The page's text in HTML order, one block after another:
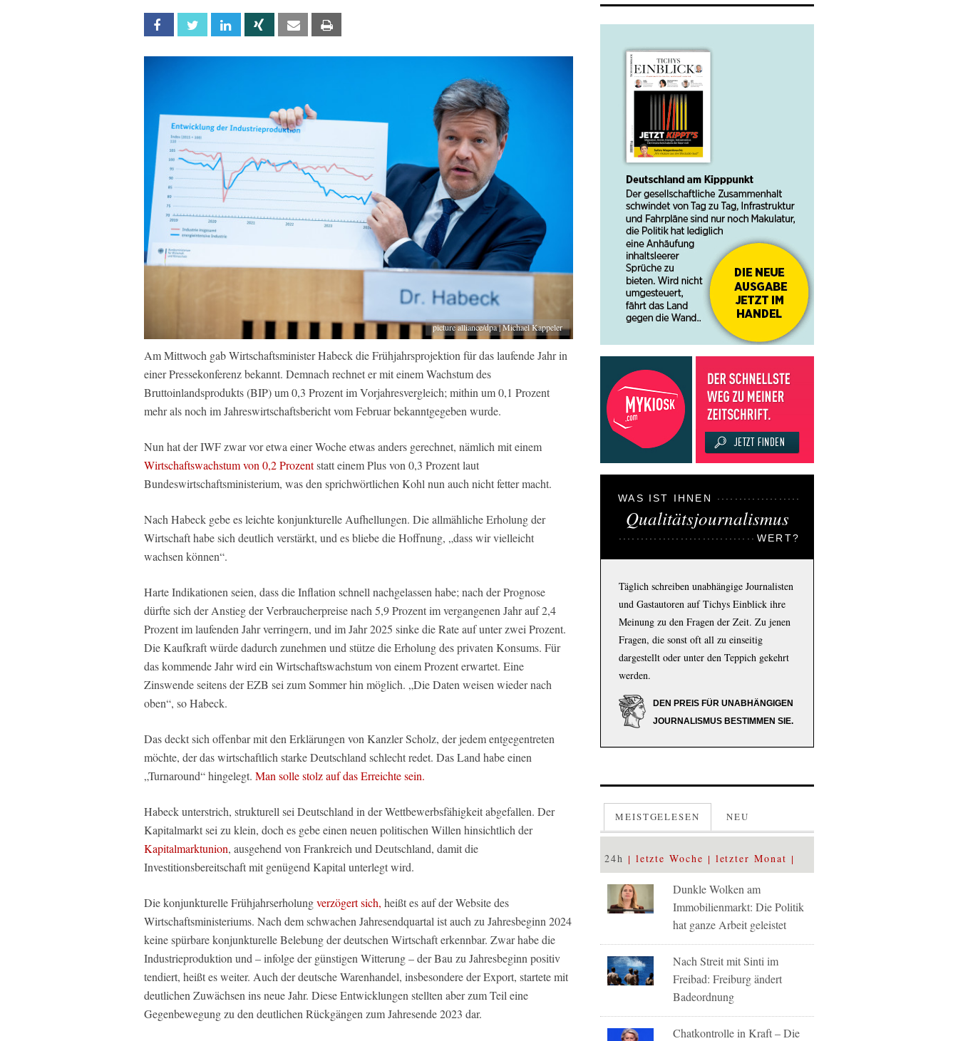
Facebook Twitter Linkedin Xing Email
picture alliance/dpa | Michael Kappeler
Am Mittwoch gab Wirtschaftsminister Habeck die Frühjahrsprojektion für das laufende Jahr in
einer Pressekonferenz bekannt. Demnach rechnet er mit einem Wachstum des
Bruttoinlandsprodukts (BIP) um 0,3 Prozent im Vorjahresvergleich; mithin um 0,1 Prozent
mehr als noch im Jahreswirtschaftsbericht vom Februar bekanntgegeben wurde.
Nun hat der IWF zwar vor etwa einer Woche etwas anders gerechnet, nämlich mit einem
Wirtschaftswachstum von 0,2 Prozentstatt einem Plus von 0,3 Prozent laut
Bundeswirtschaftsministerium, was den sprichwörtlichen Kohl nun auch nicht fetter macht.
Nach Habeck gebe es leichte konjunkturelle Aufhellungen. Die allmähliche Erholung der
Wirtschaft habe sich deutlich verstärkt, und es bliebe die Hoffnung, „dass wir vielleicht
wachsen können“.
Harte Indikationen seien, dass die Inflation schnell nachgelassen habe; nach der Prognose
dürfte sich der Anstieg der Verbraucherpreise nach 5,9 Prozent im vergangenen Jahr auf 2,4
Prozent im laufenden Jahr verringern, und im Jahr 2025 sinke die Rate auf unter zwei Prozent.
Die Kaufkraft würde dadurch zunehmen und stütze die Erholung des privaten Konsums. Für
das kommende Jahr wird ein Wirtschaftswachstum von einem Prozent erwartet. Eine
Zinswende seitens der EZB sei zum Sommer hin möglich. „Die Daten weisen wieder nach
oben“, so Habeck.
Das deckt sich offenbar mit den Erklärungen von Kanzler Scholz, der jedem entgegentreten
möchte, der das wirtschaftlich starke Deutschland schlecht redet. Das Land habe einen
„Turnaround“ hingelegt. Man solle stolz auf das Erreichte sein.
Habeck unterstrich, strukturell sei Deutschland in der Wettbewerbsfähigkeit abgefallen. Der
Kapitalmarkt sei zu klein, doch es gebe einen neuen politischen Willen hinsichtlich der
Kapitalmarktunion, ausgehend von Frankreich und Deutschland, damit die
Investitionsbereitschaft mit genügend Kapital unterlegt wird.
Die konjunkturelle Frühjahrserholungverzögert sich, heißt es auf der Website des
Wirtschaftsministeriums. Nach dem schwachen Jahresendquartal ist auch zu Jahresbeginn 2024
keine spürbare konjunkturelle Belebung der deutschen Wirtschaft erkennbar. Zwar habe die
Industrieproduktion und – infolge der günstigen Witterung – der Bau zu Jahresbeginn positiv
tendiert, heißt es weiter. Auch der deutsche Warenhandel, insbesondere der Export, startete mit
deutlichen Zuwächsen ins neue Jahr. Diese Entwicklungen stellten aber zum Teil eine
Gegenbewegung zu den deutlichen Rückgängen zum Jahresende 2023 dar.
WAS IST IHNEN
Qualitätsjournalismus
WERT?
Täglich schreiben unabhängige Journalisten
und Gastautoren auf Tichys Einblick ihre
Meinung zu den Fragen der Zeit. Zu jenen
Fragen, die sonst oft all zu einseitig
dargestellt oder unter den Teppich gekehrt
werden.
DEN PREIS FÜR UNABHÄNGIGEN
JOURNALISMUS BESTIMMEN SIE.
MEISTGELESEN NEU
24h letzte Woche letzter Monat
Dunkle Wolken am
Immobilienmarkt: Die Politik
hat ganze Arbeit geleistet
Nach Streit mit Sinti im
Freibad: Freiburg ändert
Badeordnung
Chatkontrolle in Kraft – Die